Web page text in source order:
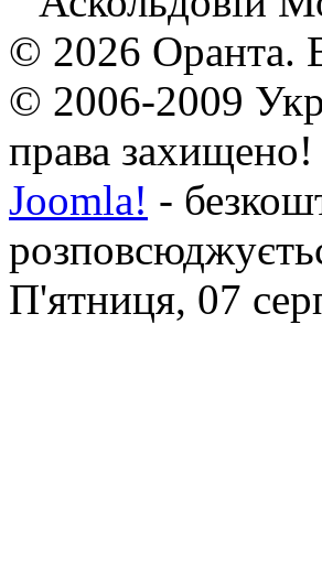
© 2026 Оранта.
© 2006-2009
права захищено!
Joomla! -
П'ятниця, 07